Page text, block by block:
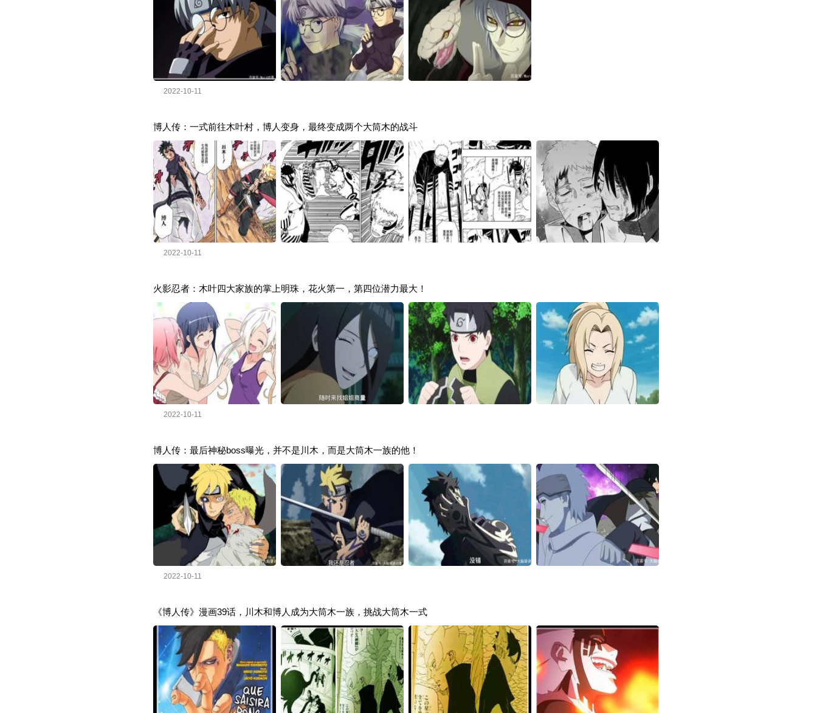
2022-10-11
博人传：一式前往木叶村，博人变身，最终变成两个大筒木的战斗
2022-10-11
火影忍者：木叶四大家族的掌上明珠，花火第一，第四位潜力最大！
2022-10-11
博人传：最后神秘boss曝光，并不是川木，而是大筒木一族的他！
2022-10-11
《博人传》漫画39话，川木和博人成为大筒木一族，挑战大筒木一式